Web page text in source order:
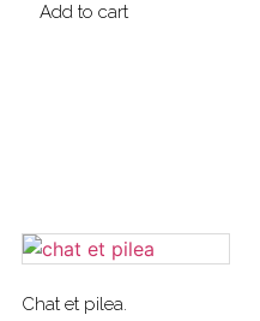
Add to cart
Chat et pilea.